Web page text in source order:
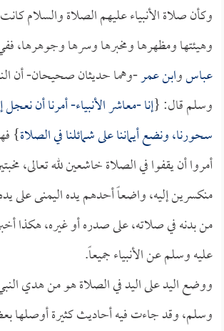
وكأن صلاة الأنبياء عليهم الصلاة والسلام
وهيئتها ومظهرها ومخبرها وسرها وجوهرها،
عباسوابن عمر-وهما حديثان صحيحان- أن
وسلم قال: {إنا -معاشر الأنبياء- أمرنا أن
سحورنا، ونضع أيماننا على شمائلنا في الصلاة}
أمروا أن يقفوا في الصلاة خاشعين لله تعالى،
منكسرين إليه، واضعاً أحدهم يده اليمنى على
من بدنه في صلاته، على صدره أو غيره، هكذا
عليه وسلم عن الأنبياء جميعاً.
ووضع اليد على اليد في الصلاة هو من هدي
وسلم، وقد جاءت فيه أحاديث كثيرة أوصلها